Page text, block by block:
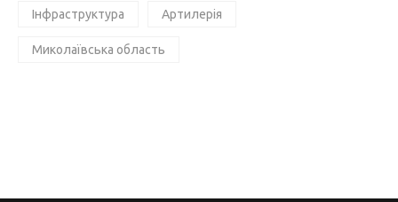
Інфраструктура Артилерія
Миколаївська область